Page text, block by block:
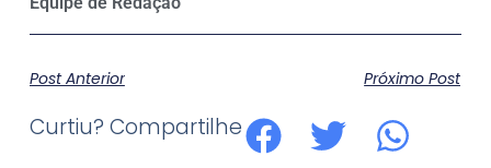
Post Anterior Próximo Post
Curtiu? Compartilhe